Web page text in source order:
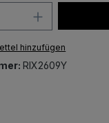
Gib
hinzufügen
RIX2609Y